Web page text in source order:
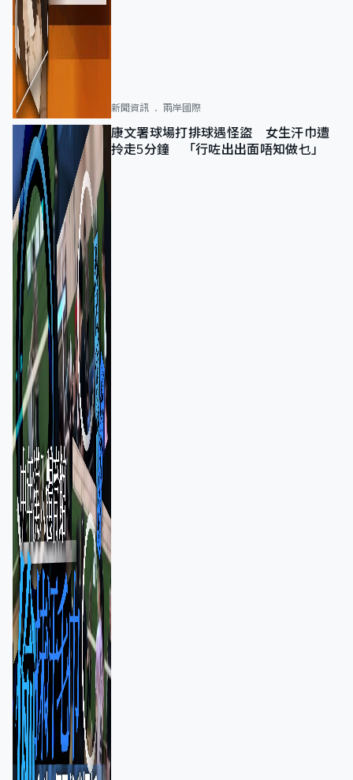
新聞資訊 兩岸國際
康文署球場打排球遇怪盜 女生汗巾遭
拎走5分鐘 「行咗出出面唔知做乜」